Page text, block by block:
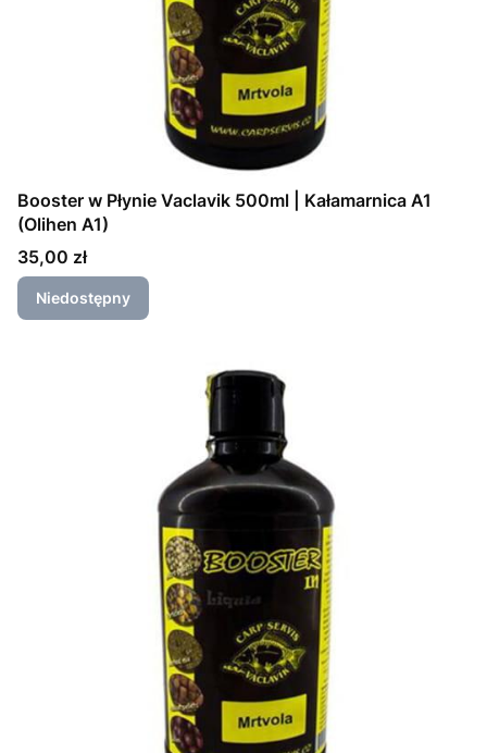
Booster w Płynie Vaclavik 500ml | Kałamarnica A1
(Olihen A1)
Cena
35,00 zł
Niedostępny